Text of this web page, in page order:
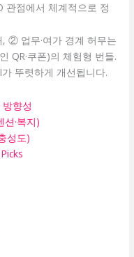
관점에서 체계적으로 정
업무·여가 경계 허무는
QR·쿠폰)의 체험형 번들.
가 뚜렷하게 개선됩니다.
향성
·복지)
성도)